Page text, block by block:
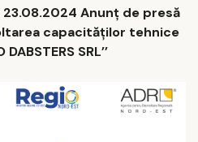
23.08.2024 Anunț de presă
capacităților tehnice
SRL’’